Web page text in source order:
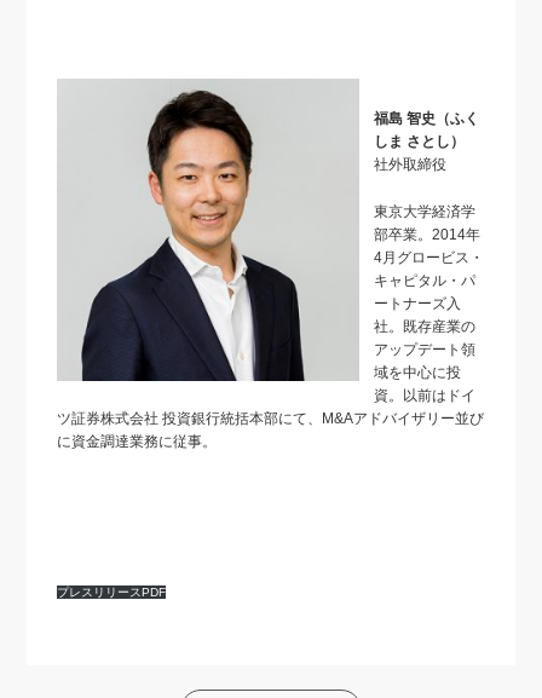
福島 智史（ふく
しま さとし）
社外取締役
東京大学経済学
部卒業。2014年
4月グロービス・
キャピタル・パ
ートナーズ入
社。既存産業の
アップデート領
域を中心に投
資。以前はドイ
ツ証券株式会社 投資銀行統括本部にて、M&Aアドバイザリー並び
に資金調達業務に従事。
プレスリリースPDF